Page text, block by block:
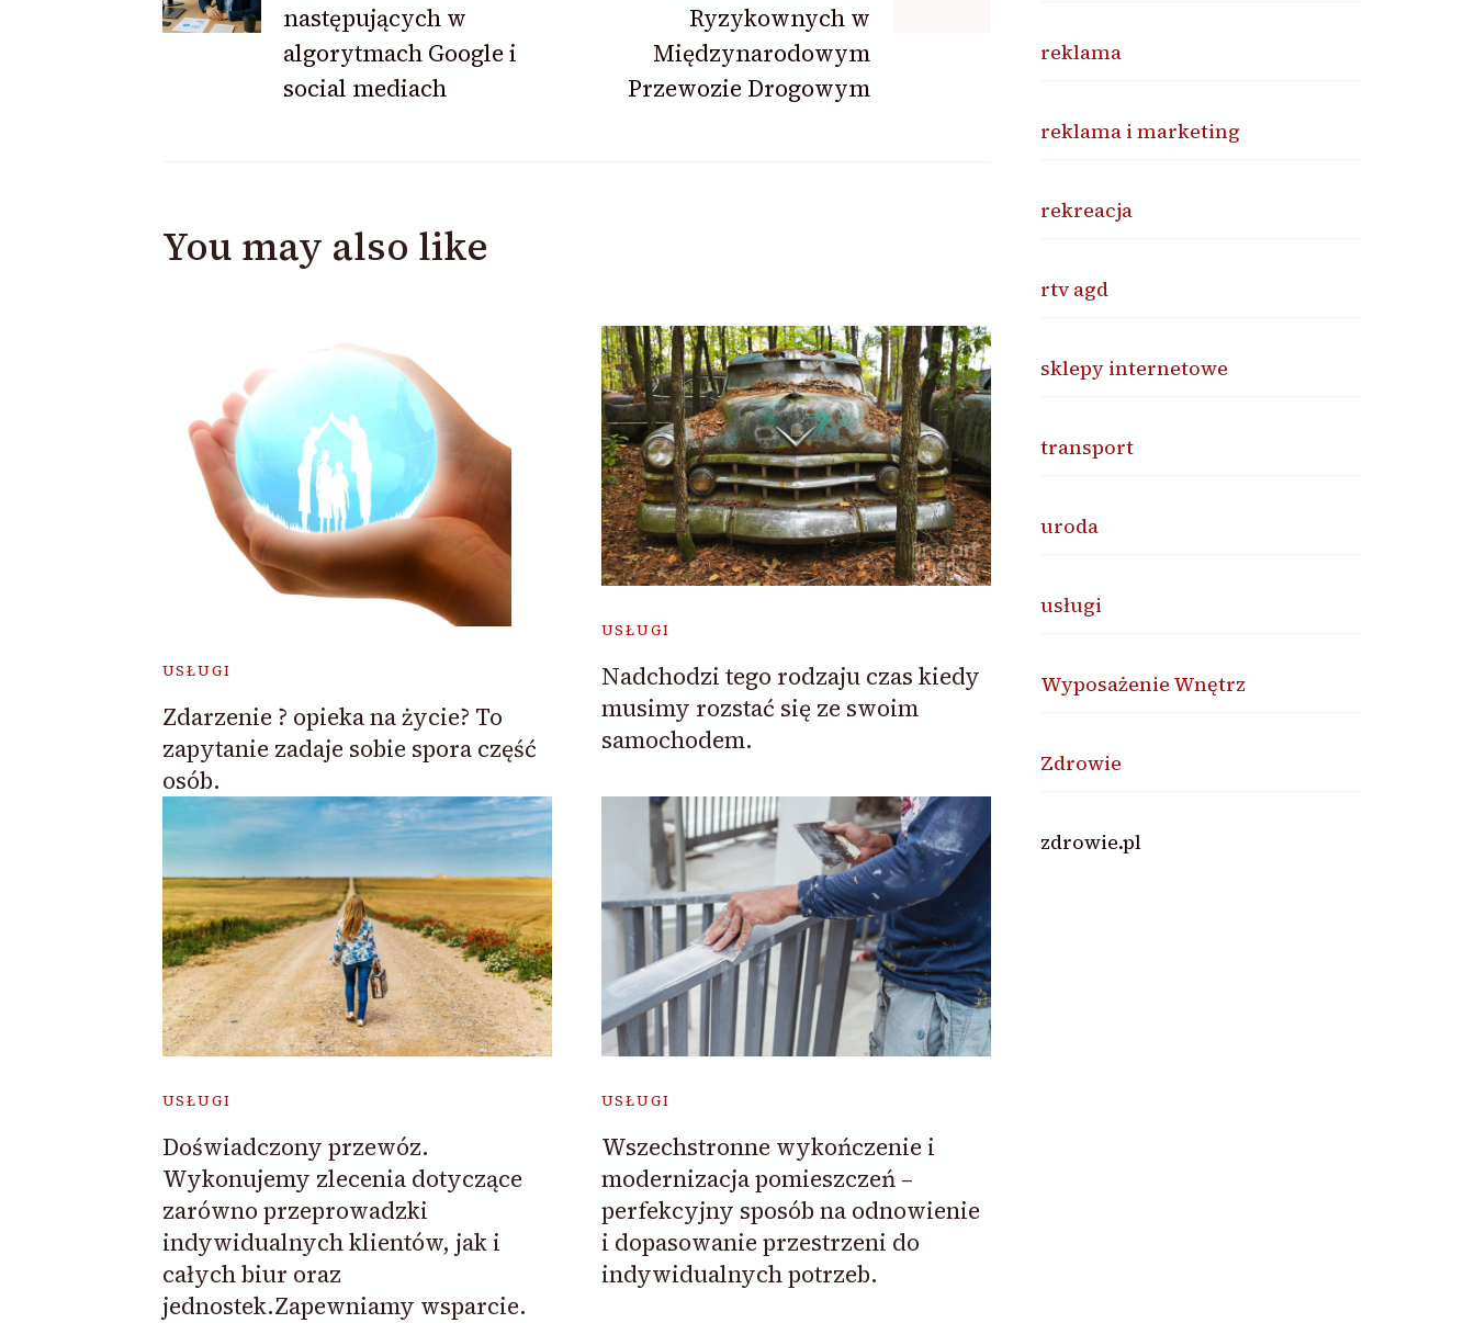
następujących w
algorytmach Google i
social mediach
Ryzykownych w
Międzynarodowym
Przewozie Drogowym
You may also like
USŁUGI
Zdarzenie ? opieka na życie? To
zapytanie zadaje sobie spora część
osób.
USŁUGI
Nadchodzi tego rodzaju czas kiedy
musimy rozstać się ze swoim
samochodem.
USŁUGI
Doświadczony przewóz.
Wykonujemy zlecenia dotyczące
zarówno przeprowadzki
indywidualnych klientów, jak i
całych biur oraz
jednostek.Zapewniamy wsparcie.
USŁUGI
Wszechstronne wykończenie i
modernizacja pomieszczeń –
perfekcyjny sposób na odnowienie
i dopasowanie przestrzeni do
indywidualnych potrzeb.
reklama
reklama i marketing
rekreacja
rtv agd
sklepy internetowe
transport
uroda
usługi
Wyposażenie Wnętrz
Zdrowie
zdrowie.pl